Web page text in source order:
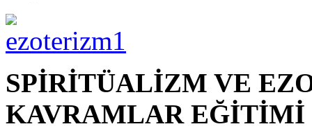
SPİRİTÜALİZM VE
KAVRAMLAR EĞİTİMİ